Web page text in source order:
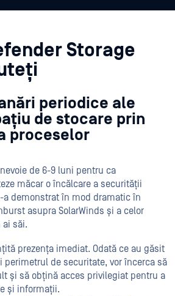
Storage
periodice ale
de stocare prin
proceselor
de 6-9 luni pentru ca
măcar o încălcare a securității
a demonstrat în mod dramatic în
asupra SolarWinds și a celor
ai săi.
prezența imediat. Odată ce au găsit
perimetrul de securitate, vor încerca să
și să obțină acces privilegiat pentru a
și informații.